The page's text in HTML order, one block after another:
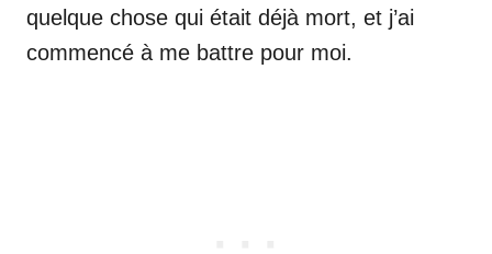
quelque chose qui était déjà mort, et j’ai
commencé à me battre pour moi.